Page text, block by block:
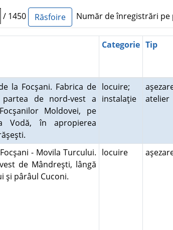
/ 1450 Număr de înregistrări pe
Categorie Tip
la Focşani. Fabrica de
de nord-vest a
Moldovei, pe
Vodă, în apropierea
locuire;
instalaţie
atelier
- Movila Turcului.
de Mândreşti, lângă
şi pârâul Cuconi.
locuire